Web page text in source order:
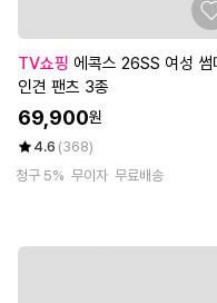
TV쇼핑
인견 팬츠 3종
69,900원
4.6 (368)
청구 5% 무이자 무료배송